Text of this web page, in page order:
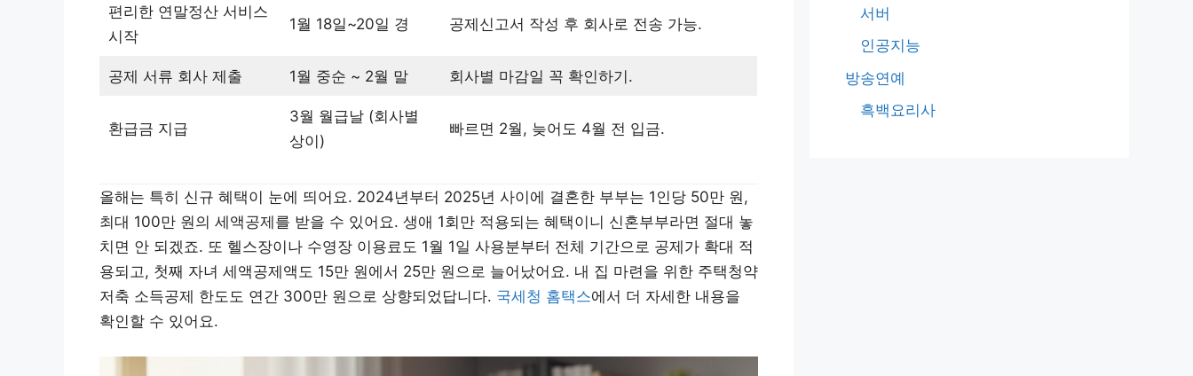
편리한 연말정산 서비스
시작
1월 18일~20일 경 공제신고서 작성 후 회사로 전송 가능.
공제 서류 회사 제출 1월 중순 ~ 2월 말 회사별 마감일 꼭 확인하기.
환급금 지급
3월 월급날 (회사별
상이)
빠르면 2월, 늦어도 4월 전 입금.
올해는 특히 신규 혜택이 눈에 띄어요. 2024년부터 2025년 사이에 결혼한 부부는 1인당 50만 원,
최대 100만 원의 세액공제를 받을 수 있어요. 생애 1회만 적용되는 혜택이니 신혼부부라면 절대 놓
치면 안 되겠죠. 또 헬스장이나 수영장 이용료도 1월 1일 사용분부터 전체 기간으로 공제가 확대 적
용되고, 첫째 자녀 세액공제액도 15만 원에서 25만 원으로 늘어났어요. 내 집 마련을 위한 주택청약
저축 소득공제 한도도 연간 300만 원으로 상향되었답니다. 국세청 홈택스에서 더 자세한 내용을
확인할 수 있어요.
서버
인공지능
방송연예
흑백요리사